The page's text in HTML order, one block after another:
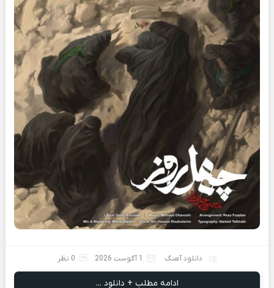
دانلود آهنگ 1 آگوست 2026 0 نظر
ادامه مطلب + دانلود ...